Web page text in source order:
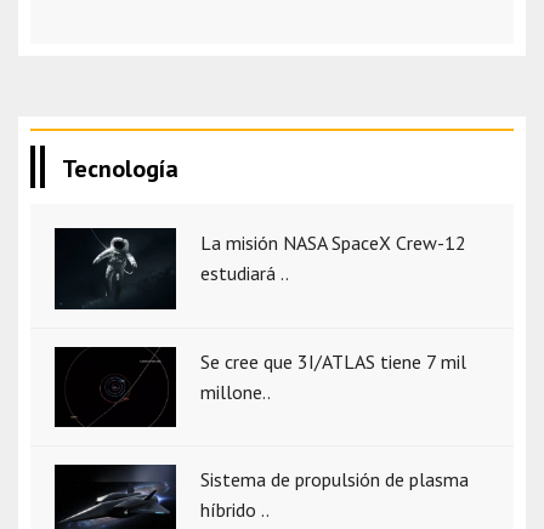
Tecnología
La misión NASA SpaceX Crew-12
estudiará ..
Se cree que 3I/ATLAS tiene 7 mil
millone..
Sistema de propulsión de plasma
híbrido ..